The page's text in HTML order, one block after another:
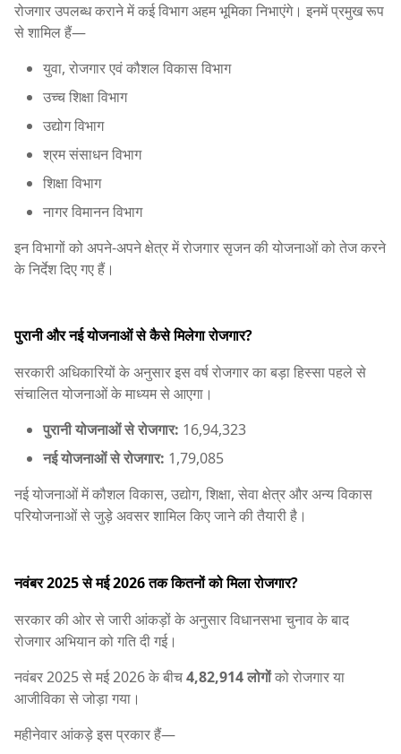
रोजगार उपलब्ध कराने में कई विभाग अहम भूमिका निभाएंगे। इनमें प्रमुख रूप
से शामिल हैं—
युवा, रोजगार एवं कौशल विकास विभाग
उच्च शिक्षा विभाग
उद्योग विभाग
श्रम संसाधन विभाग
शिक्षा विभाग
नागर विमानन विभाग
इन विभागों को अपने-अपने क्षेत्र में रोजगार सृजन की योजनाओं को तेज करने
के निर्देश दिए गए हैं।
पुरानी और नई योजनाओं से कैसे मिलेगा रोजगार?
सरकारी अधिकारियों के अनुसार इस वर्ष रोजगार का बड़ा हिस्सा पहले से
संचालित योजनाओं के माध्यम से आएगा।
पुरानी योजनाओं से रोजगार: 16,94,323
नई योजनाओं से रोजगार: 1,79,085
नई योजनाओं में कौशल विकास, उद्योग, शिक्षा, सेवा क्षेत्र और अन्य विकास
परियोजनाओं से जुड़े अवसर शामिल किए जाने की तैयारी है।
नवंबर 2025 से मई 2026 तक कितनों को मिला रोजगार?
सरकार की ओर से जारी आंकड़ों के अनुसार विधानसभा चुनाव के बाद
रोजगार अभियान को गति दी गई।
नवंबर 2025 से मई 2026 के बीच4,82,914 लोगोंको रोजगार या
आजीविका से जोड़ा गया।
महीनेवार आंकड़े इस प्रकार हैं—